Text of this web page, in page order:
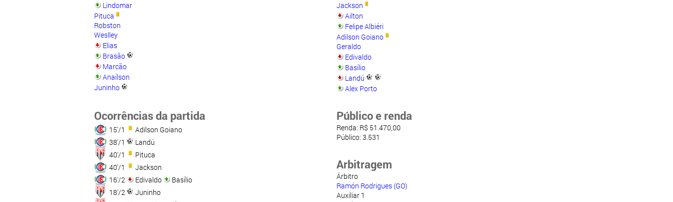
Lindomar
Pituca
Robston
Weslley
Elias
Brasão
Marcão
Anaílson
Juninho
Jackson
Ailton
Felipe Albiéri
Adilson Goiano
Geraldo
Edivaldo
Basílio
Landú
Alex Porto
Ocorrências da partida
15'/1
Adilson Goiano
38'/1
Landú
40'/1
Pituca
40'/1
Jackson
16'/2
Edivaldo
Basílio
18'/2
Juninho
Público e renda
Renda: R$ 51.470,00
Público: 3.531
Arbitragem
Árbitro
Ramón Rodrigues (GO)
Auxiliar 1